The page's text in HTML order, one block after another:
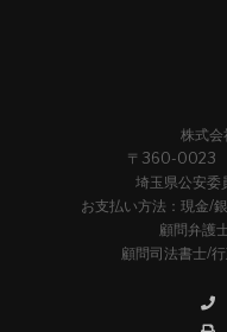
株式会
〒360-0023
埼玉県公安
お支払い方法：現金/
顧問弁護
顧問司法書士/